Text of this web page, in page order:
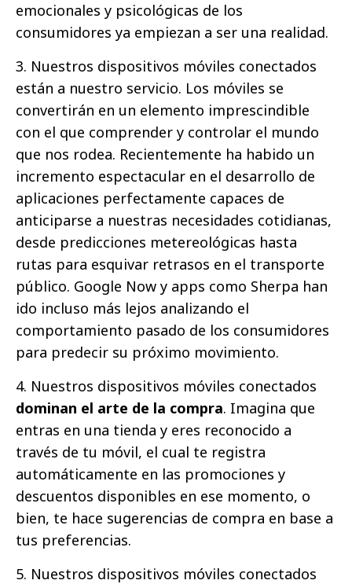
emocionales y psicológicas de los
consumidores ya empiezan a ser una realidad.
3. Nuestros dispositivos móviles conectados
están a nuestro servicio. Los móviles se
convertirán en un elemento imprescindible
con el que comprender y controlar el mundo
que nos rodea. Recientemente ha habido un
incremento espectacular en el desarrollo de
aplicaciones perfectamente capaces de
anticiparse a nuestras necesidades cotidianas,
desde predicciones metereológicas hasta
rutas para esquivar retrasos en el transporte
público. Google Now y apps como Sherpa han
ido incluso más lejos analizando el
comportamiento pasado de los consumidores
para predecir su próximo movimiento.
4. Nuestros dispositivos móviles conectados
dominan el arte de la compra. Imagina que
entras en una tienda y eres reconocido a
través de tu móvil, el cual te registra
automáticamente en las promociones y
descuentos disponibles en ese momento, o
bien, te hace sugerencias de compra en base a
tus preferencias.
5. Nuestros dispositivos móviles conectados